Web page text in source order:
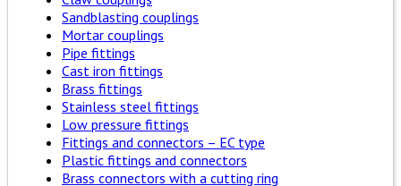
Sandblasting couplings
Mortar couplings
Pipe fittings
Cast iron fittings
Brass fittings
Stainless steel fittings
Low pressure fittings
Fittings and connectors – EC type
Plastic fittings and connectors
Brass connectors with a cutting ring